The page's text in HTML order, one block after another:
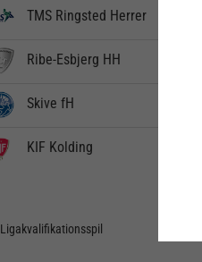
TMS Ringsted Herrer
Ribe-Esbjerg HH
Skive fH
KIF Kolding
Ligakvalifikationsspil